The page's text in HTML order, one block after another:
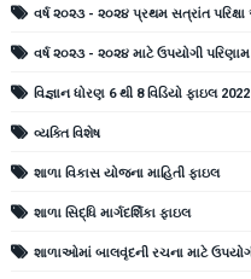
વર્ષ ૨૦૨૩ - ૨૦૨૪ પ્રથમ સત્રાંત
વર્ષ ૨૦૨૩ - ૨૦૨૪ માટે ઉપયોગી
વિજ્ઞાન ધોરણ 6 થી 8 વિડિયો ફાઇલ 2022
વ્યક્તિ વિશેષ
શાળા વિકાસ યોજના માહિતી ફાઇલ
શાળા સિદ્ધિ માર્ગદર્શિકા ફાઇલ
શાળાઓમાં બાલવૃંદની રચના માટે